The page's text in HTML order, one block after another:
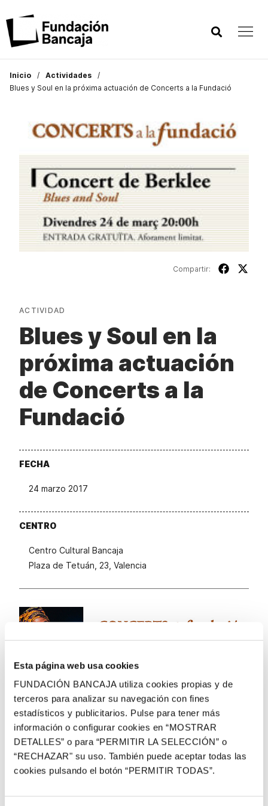
Esta página web usa cookies
FUNDACIÓN BANCAJA utiliza cookies propias y de
terceros para analizar su navegación con fines
estadísticos y publicitarios. Pulse para tener más
información o configurar cookies en “MOSTRAR
DETALLES” o para “PERMITIR LA SELECCIÓN” o
“RECHAZAR" su uso. También puede aceptar todas las
cookies pulsando el botón “PERMITIR TODAS”.
Inicio
Actividades
Blues y Soul en la próxima actuación de Concerts a la Fundació
Compartir:
ACTIVIDAD
Blues y Soul en la
próxima actuación
de Concerts a la
Fundació
FECHA
24 marzo 2017
CENTRO
Centro Cultural Bancaja
Plaza de Tetuán, 23, Valencia
Entrada libre. Aforo limitado
Apertura de puertas a las 19:15h.
orden de llegada.